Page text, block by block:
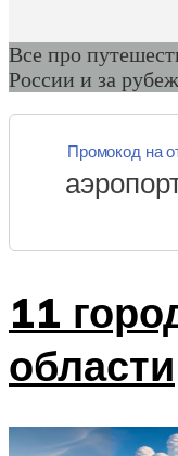
Все про
России и за
Промокод на
11
области